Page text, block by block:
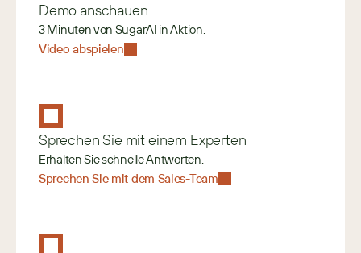
Demo anschauen
3 Minuten von SugarAI in Aktion.
Video abspielen
Sprechen Sie mit einem Experten
Erhalten Sie schnelle Antworten.
Sprechen Sie mit dem Sales-Team